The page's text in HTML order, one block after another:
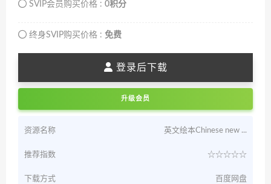
SVIP会员购买价格 : 0积分
终身SVIP购买价格 : 免费
登录后下载
升级会员
资源名称 英文绘本Chinese new ...
推荐指数 ☆☆☆☆☆
下载方式 百度网盘